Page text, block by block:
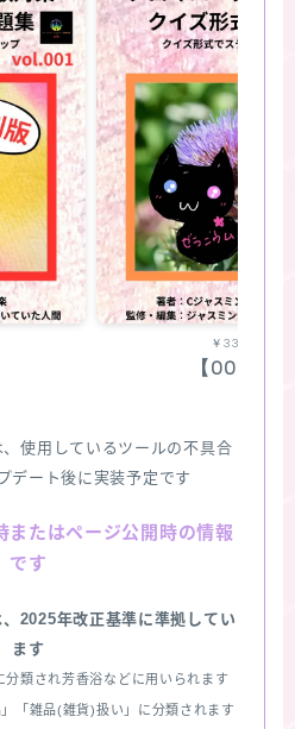
￥330
【002】
使用しているツールの不具合
デート後に実装予定です
またはページ公開時の情報
です
2025年改正基準に準拠してい
ます
類され芳香浴などに用いられます
「雑品(雑貨)扱い」に分類されます